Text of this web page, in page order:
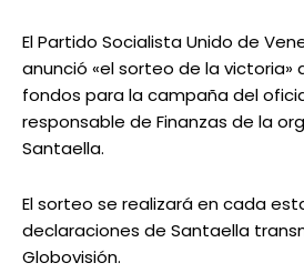
El Partido Socialista Unido de
anunció «el sorteo de la victoria»
fondos para la campaña del
responsable de Finanzas de la
Santaella.
El sorteo se realizará en cada
declaraciones de Santaella
Globovisión.